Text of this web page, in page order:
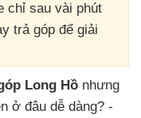
chỉ sau vài phút
trả góp để giải
Long Hồ nhưng
ở đâu dễ dàng? -